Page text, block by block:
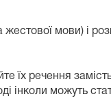
мови) і
їх речення
інколи можуть